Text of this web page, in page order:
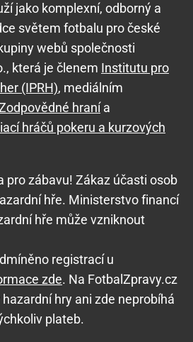
jako komplexní, odborný a
světem fotbalu pro české
webů společnosti
která je členem Institutu pro
(IPRH), mediálním
hranía
hráčů pokeru a kurzových
pro zábavu! Zákaz účasti osob
hře. Ministerstvo financí
hře může vzniknout
registrací u
zde. Na FotbalZpravy.cz
hry ani zde neprobíhá
plateb.